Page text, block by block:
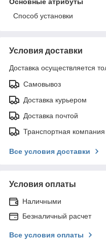
Способ установки
Условия доставки
Доставка осуществляется
Самовывоз
Доставка курьером
Доставка почтой
Транспортная компания
Все условия доставки
Условия оплаты
Наличными
Безналичный расчет
Все условия оплаты